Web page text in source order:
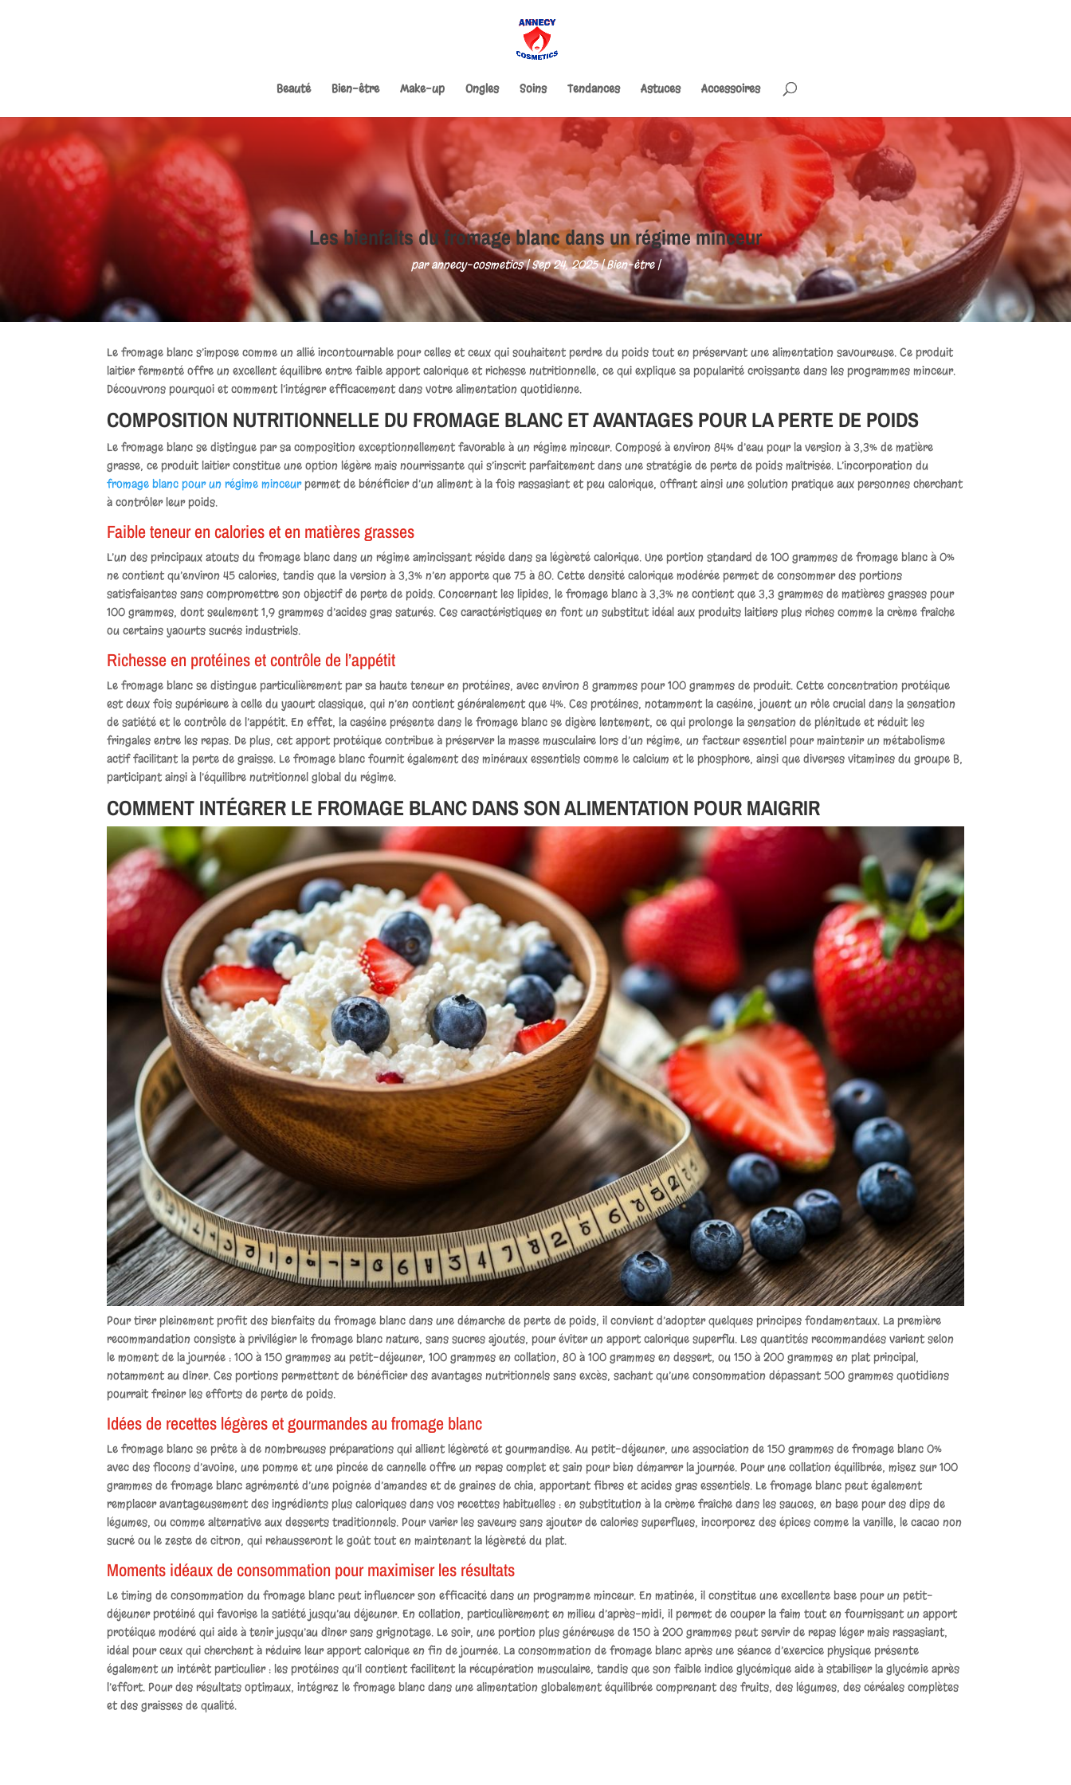
Beauté Bien-être Make-up Ongles Soins Tendances Astuces Accessoires
Les bienfaits du fromage blanc dans un régime minceur
parannecy-cosmetics Sep 24, 2025 Bien-être
Le fromage blanc s’impose comme un allié incontournable pour celles et ceux qui souhaitent perdre du poids tout en préservant une alimentation savoureuse. Ce produit
laitier fermenté offre un excellent équilibre entre faible apport calorique et richesse nutritionnelle, ce qui explique sa popularité croissante dans les programmes minceur.
Découvrons pourquoi et comment l’intégrer efficacement dans votre alimentation quotidienne.
COMPOSITION NUTRITIONNELLE DU FROMAGE BLANC ET AVANTAGES POUR LA PERTE DE POIDS
Le fromage blanc se distingue par sa composition exceptionnellement favorable à un régime minceur. Composé à environ 84% d’eau pour la version à 3,3% de matière
grasse, ce produit laitier constitue une option légère mais nourrissante qui s’inscrit parfaitement dans une stratégie de perte de poids maîtrisée. L’incorporation du
fromage blanc pour un régime minceurpermet de bénéficier d’un aliment à la fois rassasiant et peu calorique, offrant ainsi une solution pratique aux personnes cherchant
à contrôler leur poids.
Faible teneur en calories et en matières grasses
L’un des principaux atouts du fromage blanc dans un régime amincissant réside dans sa légèreté calorique. Une portion standard de 100 grammes de fromage blanc à 0%
ne contient qu’environ 45 calories, tandis que la version à 3,3% n’en apporte que 75 à 80. Cette densité calorique modérée permet de consommer des portions
satisfaisantes sans compromettre son objectif de perte de poids. Concernant les lipides, le fromage blanc à 3,3% ne contient que 3,3 grammes de matières grasses pour
100 grammes, dont seulement 1,9 grammes d’acides gras saturés. Ces caractéristiques en font un substitut idéal aux produits laitiers plus riches comme la crème fraîche
ou certains yaourts sucrés industriels.
Richesse en protéines et contrôle de l’appétit
Le fromage blanc se distingue particulièrement par sa haute teneur en protéines, avec environ 8 grammes pour 100 grammes de produit. Cette concentration protéique
est deux fois supérieure à celle du yaourt classique, qui n’en contient généralement que 4%. Ces protéines, notamment la caséine, jouent un rôle crucial dans la sensation
de satiété et le contrôle de l’appétit. En effet, la caséine présente dans le fromage blanc se digère lentement, ce qui prolonge la sensation de plénitude et réduit les
fringales entre les repas. De plus, cet apport protéique contribue à préserver la masse musculaire lors d’un régime, un facteur essentiel pour maintenir un métabolisme
actif facilitant la perte de graisse. Le fromage blanc fournit également des minéraux essentiels comme le calcium et le phosphore, ainsi que diverses vitamines du groupe B,
participant ainsi à l’équilibre nutritionnel global du régime.
COMMENT INTÉGRER LE FROMAGE BLANC DANS SON ALIMENTATION POUR MAIGRIR
Pour tirer pleinement profit des bienfaits du fromage blanc dans une démarche de perte de poids, il convient d’adopter quelques principes fondamentaux. La première
recommandation consiste à privilégier le fromage blanc nature, sans sucres ajoutés, pour éviter un apport calorique superflu. Les quantités recommandées varient selon
le moment de la journée : 100 à 150 grammes au petit-déjeuner, 100 grammes en collation, 80 à 100 grammes en dessert, ou 150 à 200 grammes en plat principal,
notamment au dîner. Ces portions permettent de bénéficier des avantages nutritionnels sans excès, sachant qu’une consommation dépassant 500 grammes quotidiens
pourrait freiner les efforts de perte de poids.
Idées de recettes légères et gourmandes au fromage blanc
Le fromage blanc se prête à de nombreuses préparations qui allient légèreté et gourmandise. Au petit-déjeuner, une association de 150 grammes de fromage blanc 0%
avec des flocons d’avoine, une pomme et une pincée de cannelle offre un repas complet et sain pour bien démarrer la journée. Pour une collation équilibrée, misez sur 100
grammes de fromage blanc agrémenté d’une poignée d’amandes et de graines de chia, apportant fibres et acides gras essentiels. Le fromage blanc peut également
remplacer avantageusement des ingrédients plus caloriques dans vos recettes habituelles : en substitution à la crème fraîche dans les sauces, en base pour des dips de
légumes, ou comme alternative aux desserts traditionnels. Pour varier les saveurs sans ajouter de calories superflues, incorporez des épices comme la vanille, le cacao non
sucré ou le zeste de citron, qui rehausseront le goût tout en maintenant la légèreté du plat.
Moments idéaux de consommation pour maximiser les résultats
Le timing de consommation du fromage blanc peut influencer son efficacité dans un programme minceur. En matinée, il constitue une excellente base pour un petit-
déjeuner protéiné qui favorise la satiété jusqu’au déjeuner. En collation, particulièrement en milieu d’après-midi, il permet de couper la faim tout en fournissant un apport
protéique modéré qui aide à tenir jusqu’au dîner sans grignotage. Le soir, une portion plus généreuse de 150 à 200 grammes peut servir de repas léger mais rassasiant,
idéal pour ceux qui cherchent à réduire leur apport calorique en fin de journée. La consommation de fromage blanc après une séance d’exercice physique présente
également un intérêt particulier : les protéines qu’il contient facilitent la récupération musculaire, tandis que son faible indice glycémique aide à stabiliser la glycémie après
l’effort. Pour des résultats optimaux, intégrez le fromage blanc dans une alimentation globalement équilibrée comprenant des fruits, des légumes, des céréales complètes
et des graisses de qualité.